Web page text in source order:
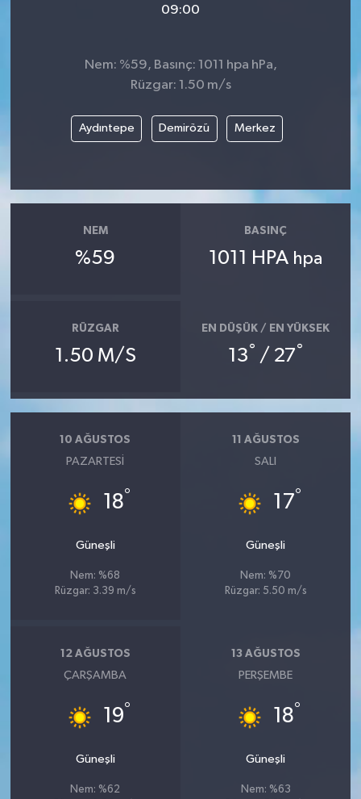
09:00
Nem: %59, Basınç: 1011 hpa hPa,
Rüzgar: 1.50 m/s
Aydıntepe Demirözü Merkez
NEM
%59
BASINÇ
1011 HPA hpa
RÜZGAR
1.50 M/S
EN DÜŞÜK / EN YÜKSEK
13° / 27°
10 AĞUSTOS
PAZARTESI
18°
Güneşli
Nem: %68
Rüzgar: 3.39 m/s
11 AĞUSTOS
SALI
17°
Güneşli
Nem: %70
Rüzgar: 5.50 m/s
12 AĞUSTOS
ÇARŞAMBA
19°
Güneşli
Nem: %62
13 AĞUSTOS
PERŞEMBE
18°
Güneşli
Nem: %63